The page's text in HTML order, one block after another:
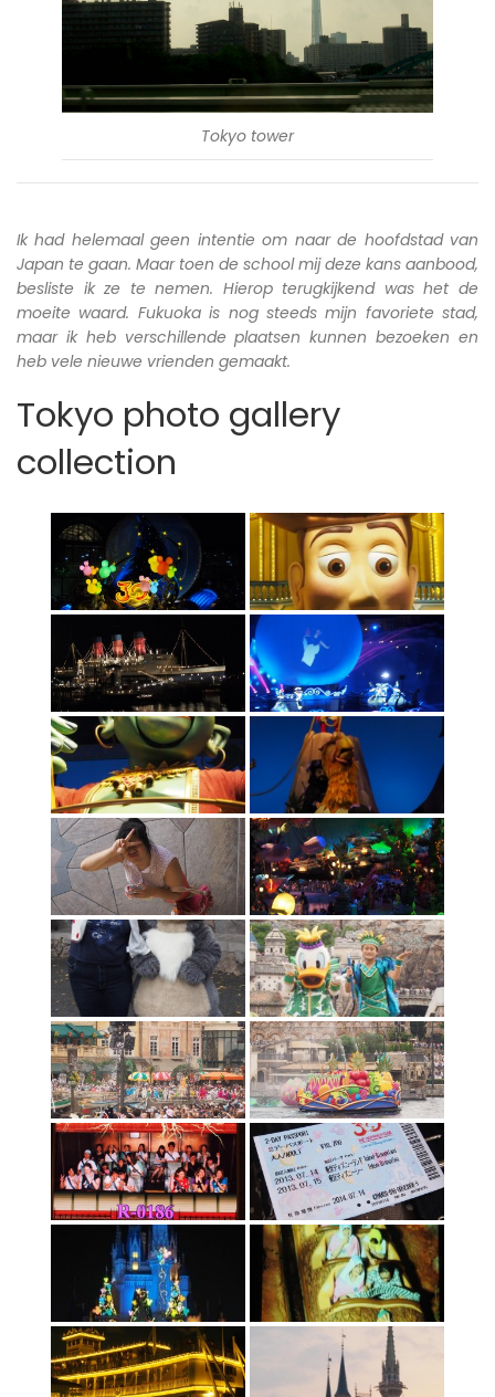
Tokyo tower
Ik had helemaal geen intentie om naar de hoofdstad van
Japan te gaan. Maar toen de school mij deze kans aanbood,
besliste ik ze te nemen. Hierop terugkijkend was het de
moeite waard. Fukuoka is nog steeds mijn favoriete stad,
maar ik heb verschillende plaatsen kunnen bezoeken en
heb vele nieuwe vrienden gemaakt.
Tokyo photo gallery
collection